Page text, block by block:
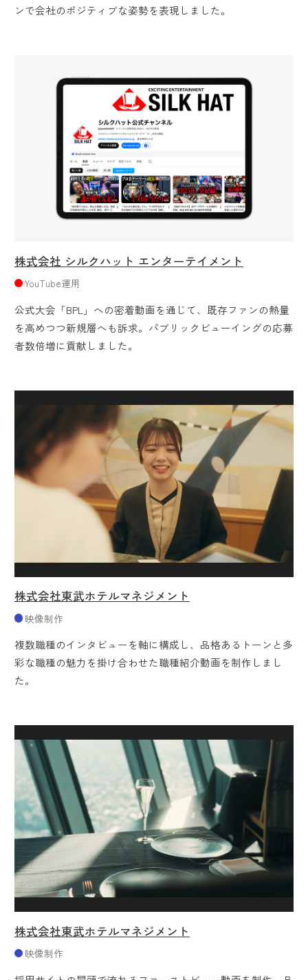
ンで会社のポジティブな姿勢を表現しました。
株式会社 シルクハット エンターテイメント
YouTube運用
公式大会「BPL」への密着動画を通じて、既存ファンの熱量
を高めつつ新規層へも訴求。パブリックビューイングの応募
者数倍増に貢献しました。
株式会社東武ホテルマネジメント
映像制作
複数職種のインタビューを軸に構成し、品格あるトーンと多
彩な職種の魅力を掛け合わせた職種紹介動画を制作しまし
た。
株式会社東武ホテルマネジメント
映像制作